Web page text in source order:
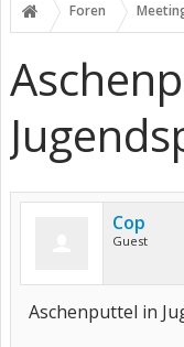
Foren
Cop
Guest
Aschenputtel in